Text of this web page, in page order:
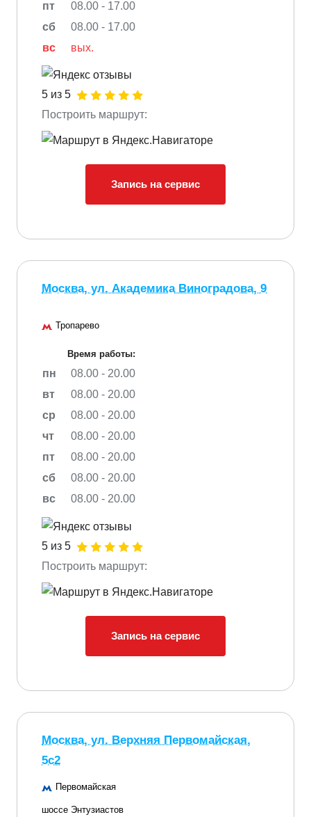
пт
08.00 - 17.00
сб
08.00 - 17.00
вс
вых.
5 из 5
Построить маршрут:
Запись на сервис
Москва, ул. Академика Виноградова, 9
Тропарево
Время работы:
пн
08.00 - 20.00
вт
08.00 - 20.00
ср
08.00 - 20.00
чт
08.00 - 20.00
пт
08.00 - 20.00
сб
08.00 - 20.00
вс
08.00 - 20.00
5 из 5
Построить маршрут:
Запись на сервис
Москва, ул. Верхняя Первомайская,
5с2
Первомайская
шоссе Энтузиастов